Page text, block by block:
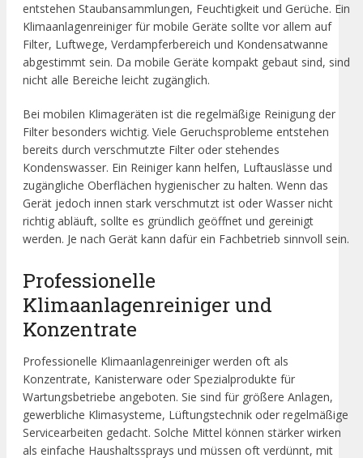
entstehen Staubansammlungen, Feuchtigkeit und Gerüche. Ein
Klimaanlagenreiniger für mobile Geräte sollte vor allem auf
Filter, Luftwege, Verdampferbereich und Kondensatwanne
abgestimmt sein. Da mobile Geräte kompakt gebaut sind, sind
nicht alle Bereiche leicht zugänglich.
Bei mobilen Klimageräten ist die regelmäßige Reinigung der
Filter besonders wichtig. Viele Geruchsprobleme entstehen
bereits durch verschmutzte Filter oder stehendes
Kondenswasser. Ein Reiniger kann helfen, Luftauslässe und
zugängliche Oberflächen hygienischer zu halten. Wenn das
Gerät jedoch innen stark verschmutzt ist oder Wasser nicht
richtig abläuft, sollte es gründlich geöffnet und gereinigt
werden. Je nach Gerät kann dafür ein Fachbetrieb sinnvoll sein.
Professionelle
Klimaanlagenreiniger und
Konzentrate
Professionelle Klimaanlagenreiniger werden oft als
Konzentrate, Kanisterware oder Spezialprodukte für
Wartungsbetriebe angeboten. Sie sind für größere Anlagen,
gewerbliche Klimasysteme, Lüftungstechnik oder regelmäßige
Servicearbeiten gedacht. Solche Mittel können stärker wirken
als einfache Haushaltssprays und müssen oft verdünnt, mit